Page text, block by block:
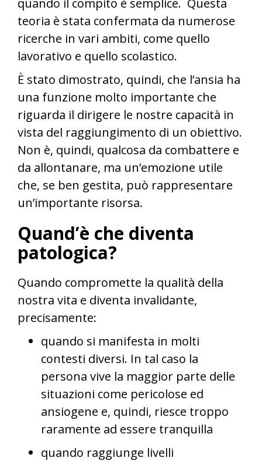
teoria è stata confermata da numerose
ricerche in vari ambiti, come quello
lavorativo e quello scolastico.
È stato dimostrato, quindi, che l’ansia ha
una funzione molto importante che
riguarda il dirigere le nostre capacità in
vista del raggiungimento di un obiettivo.
Non è, quindi, qualcosa da combattere e
da allontanare, ma un’emozione utile
che, se ben gestita, può rappresentare
un’importante risorsa.
Quand’è che diventa
patologica?
Quando compromette la qualità della
nostra vita e diventa invalidante,
precisamente:
quando si manifesta in molti
contesti diversi. In tal caso la
persona vive la maggior parte delle
situazioni come pericolose ed
ansiogene e, quindi, riesce troppo
raramente ad essere tranquilla
quando raggiunge livelli